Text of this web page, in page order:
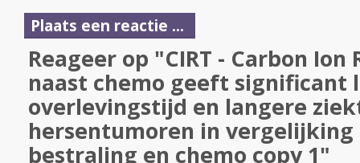
Plaats een reactie ...
Reageer op "CIRT - Carbon
naast chemo geeft significant
overlevingstijd en langere
hersentumoren in
bestraling en chemo copy 1"